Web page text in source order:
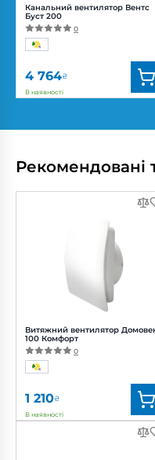
Канальний вентилятор Вентс
Буст 200
0
4 764₴
В наявності
Артикул: 0688299771
Потужність:
82, 101, 113 Вт
37, 40, 42 дБ(А)
Рекомендовані
Витяжний вентилятор
100 Комфорт
0
1 210₴
В наявності
Домовент